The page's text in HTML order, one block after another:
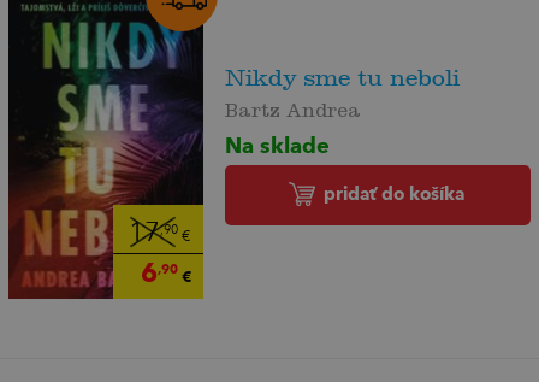
17,90€
6,90€
Nikdy sme tu neboli
Bartz Andrea
Na sklade
pridať do košíka